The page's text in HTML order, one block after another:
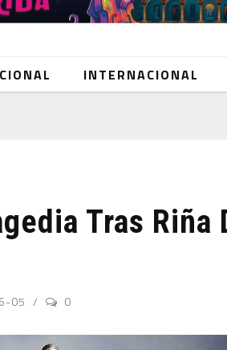
INTERNACIONAL
Tras Riña
05 0